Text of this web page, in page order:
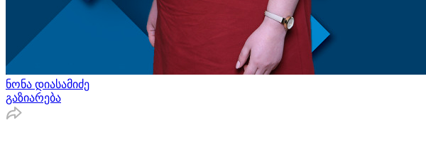
ნონა დიასამიძე
გაზიარება